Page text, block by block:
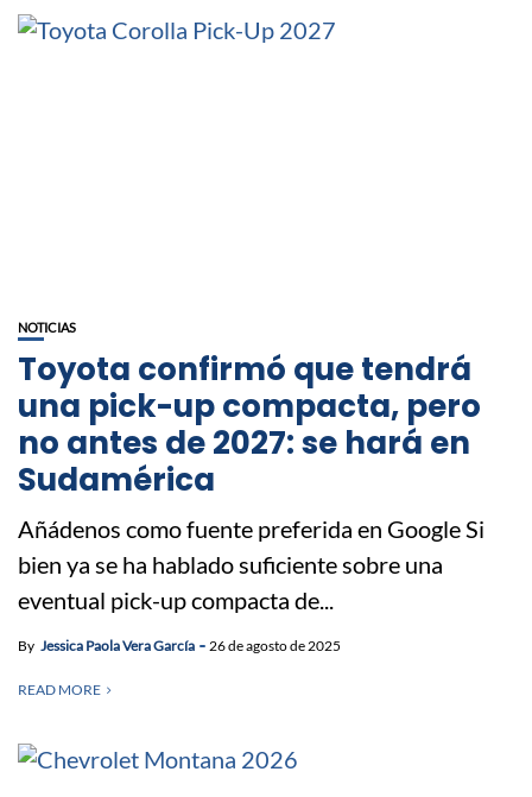
NOTICIAS
Toyota confirmó que tendrá
una pick-up compacta, pero
no antes de 2027: se hará en
Sudamérica
Añádenos como fuente preferida en Google Si
bien ya se ha hablado suficiente sobre una
eventual pick-up compacta de...
By Jessica Paola Vera García 26 de agosto de 2025
READ MORE